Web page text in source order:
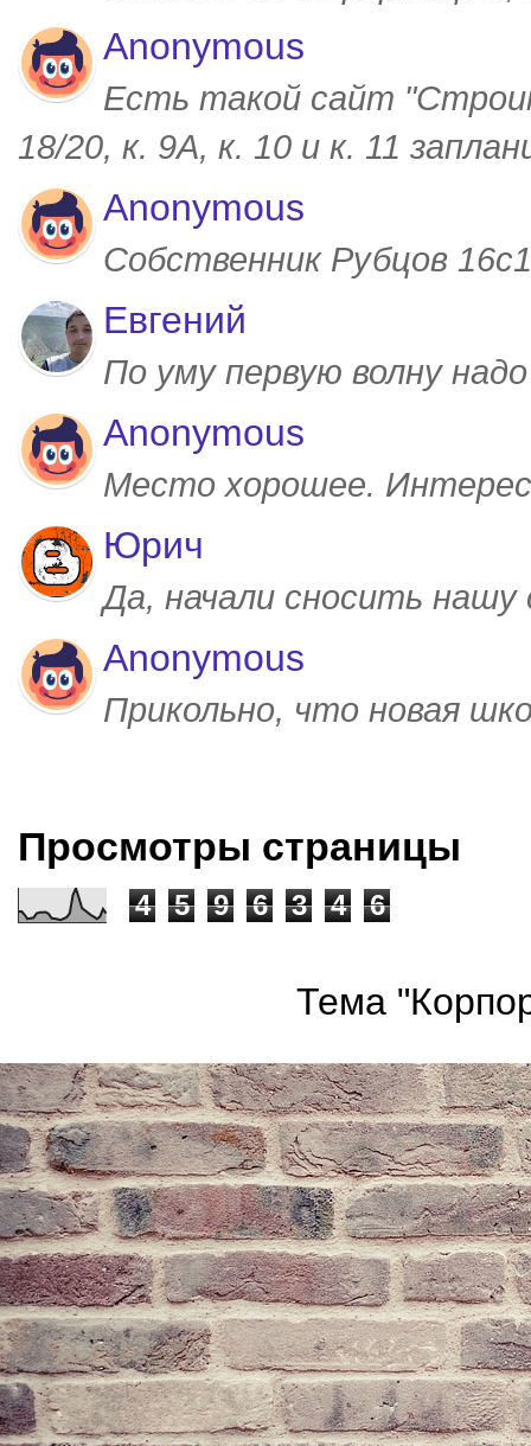
Anonymous
Есть такой сайт
18/20, к. 9А, к. 10 и к. 11
Anonymous
Собственник Рубцов
Евгений
По уму первую волну
Anonymous
Место хорошее.
Юрич
Да, начали сносить
Anonymous
Прикольно, что новая
Просмотры страницы
4 5 9 6 3 4 6
Тема